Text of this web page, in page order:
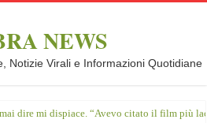
NEWS
Notizie Virali e Informazioni Quotidiane
dire mi dispiace. “Avevo citato il film più